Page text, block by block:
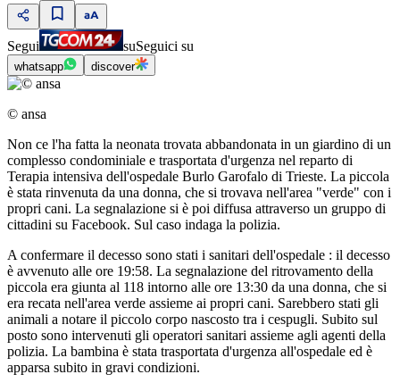
Segui suSeguici su
whatsapp discover
© ansa
Non ce l'ha fatta la neonata trovata abbandonata in un giardino di un
complesso condominiale e trasportata d'urgenza nel reparto di
Terapia intensiva dell'ospedale Burlo Garofalo di Trieste. La piccola
è stata rinvenuta da una donna, che si trovava nell'area "verde" con i
propri cani. La segnalazione si è poi diffusa attraverso un gruppo di
cittadini su Facebook. Sul caso indaga la polizia.
A confermare il decesso sono stati i sanitari dell'ospedale : il decesso
è avvenuto alle ore 19:58. La segnalazione del ritrovamento della
piccola era giunta al 118 intorno alle ore 13:30 da una donna, che si
era recata nell'area verde assieme ai propri cani. Sarebbero stati gli
animali a notare il piccolo corpo nascosto tra i cespugli. Subito sul
posto sono intervenuti gli operatori sanitari assieme agli agenti della
polizia. La bambina è stata trasportata d'urgenza all'ospedale ed è
apparsa subito in gravi condizioni.